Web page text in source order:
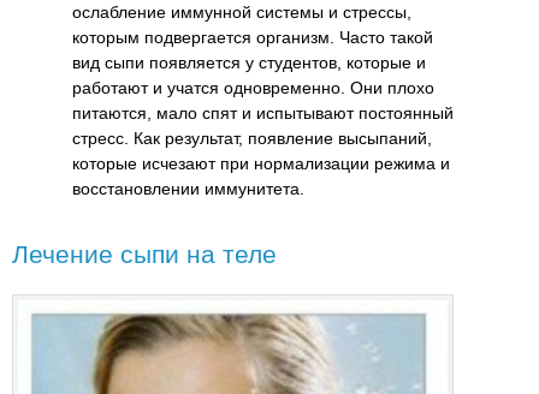
ослабление иммунной системы и стрессы,
которым подвергается организм. Часто такой
вид сыпи появляется у студентов, которые и
работают и учатся одновременно. Они плохо
питаются, мало спят и испытывают постоянный
стресс. Как результат, появление высыпаний,
которые исчезают при нормализации режима и
восстановлении иммунитета.
Лечение сыпи на теле